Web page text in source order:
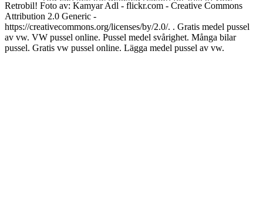
Retrobil! Foto av: Kamyar Adl - flickr.com - Creative Commons
Attribution 2.0 Generic -
https://creativecommons.org/licenses/by/2.0/. . Gratis medel pussel
av vw. VW pussel online. Pussel medel svårighet. Många bilar
pussel. Gratis vw pussel online. Lägga medel pussel av vw.